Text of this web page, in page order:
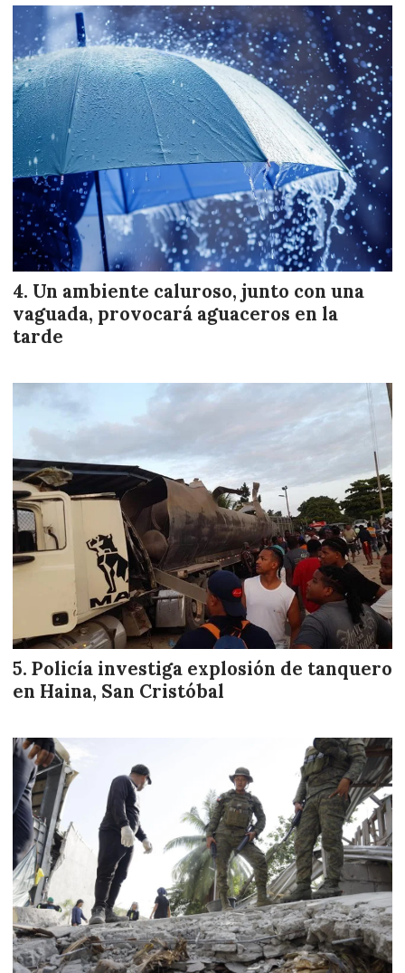
Un ambiente caluroso, junto con una
vaguada, provocará aguaceros en la
tarde
Policía investiga explosión de tanquero
en Haina, San Cristóbal